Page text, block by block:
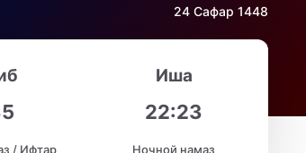
24 Сафар 1448
/ Ифтар
Иша
22:23
Ночной намаз